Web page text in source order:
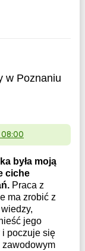
w Poznaniu
była moją
ciche
Praca z
ma zrobić z
jego
i poczuje się